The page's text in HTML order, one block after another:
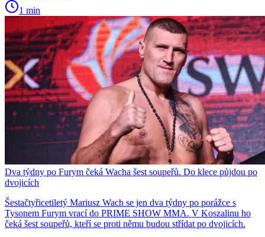
1 min
Dva týdny po Furym čeká Wacha šest soupeřů. Do klece půjdou po
dvojicích
Šestačtyřicetiletý Mariusz Wach se jen dva týdny po porážce s
Tysonem Furym vrací do PRIME SHOW MMA. V Koszalinu ho
čeká šest soupeřů, kteří se proti němu budou střídat po dvojicích.